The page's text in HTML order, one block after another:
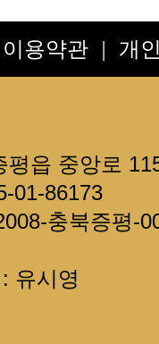
니다
용**
주문서 또는 전
가 배송료 안
다면 읽어주세
세요~
이용약관 | 개
평읍 중앙로
01-86173
충북증평-
유시영